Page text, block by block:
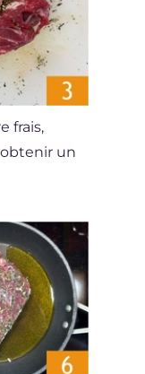
frais,
un